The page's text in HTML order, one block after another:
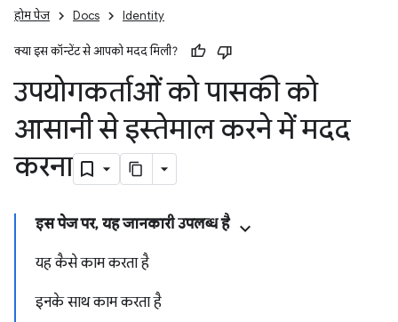
होम पेज Docs Identity
क्या इस कॉन्टेंट से आपको मदद मिली?
उपयोगकर्ताओं को पासकी को
आसानी से इस्तेमाल करने में मदद
करना
इस पेज पर, यह जानकारी उपलब्ध है
यह कैसे काम करता है
इनके साथ काम करता है